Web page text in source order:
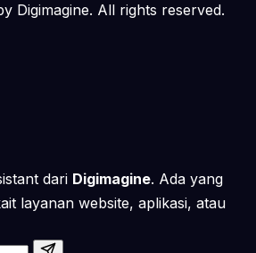
Digimagine. All rights reserved.
dari Digimagine. Ada yang
layanan website, aplikasi, atau